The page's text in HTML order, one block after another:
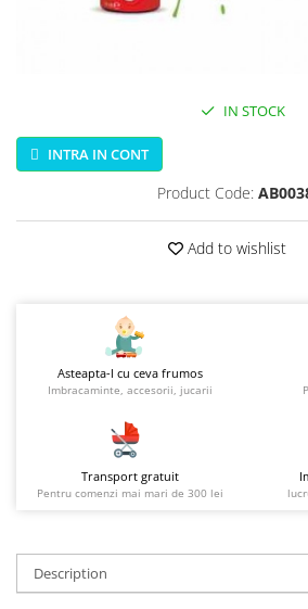
Machete auto Diecast
Masini, trenuri, avioane
Masinute Radiocomanda
Accesorii
Biciclete fara pedale
Role, patine cu rotile
Trotinete
IN STOCK
INTRA IN CONT
Product Code:
Add to wishlist
Asteapta-l cu ceva frumos
Imbracaminte, accesorii, jucarii
Transport gratuit
Pentru comenzi mai mari de 300 lei
Description